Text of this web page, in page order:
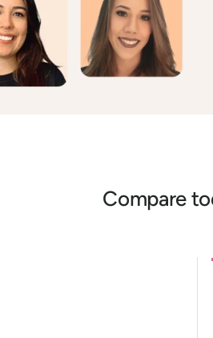
Compare